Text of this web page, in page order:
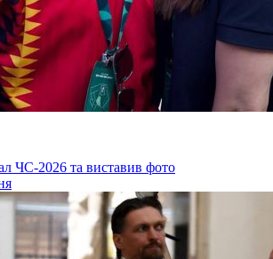
ЧС-2026 та виставив фото